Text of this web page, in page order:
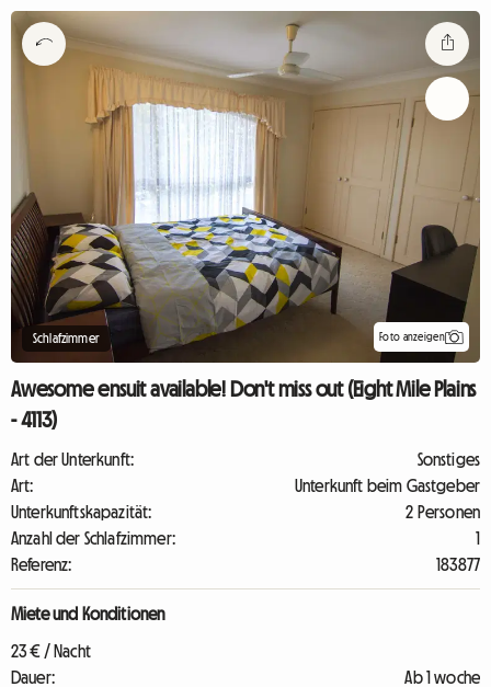
Schlafzimmer Foto anzeigen
Awesome ensuit available! Don't miss out (Eight Mile Plains
- 4113)
Art der Unterkunft:
Sonstiges
Art:
Unterkunft beim Gastgeber
Unterkunftskapazität:
2 Personen
Anzahl der Schlafzimmer:
1
Referenz:
183877
Miete und Konditionen
23 € / Nacht
Dauer:
Ab 1 woche